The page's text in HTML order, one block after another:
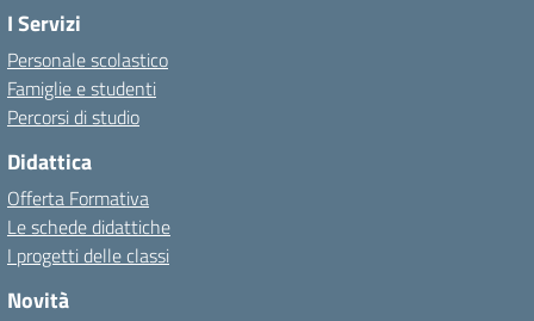
I Servizi
Personale scolastico
Famiglie e studenti
Percorsi di studio
Didattica
Offerta Formativa
Le schede didattiche
I progetti delle classi
Novità